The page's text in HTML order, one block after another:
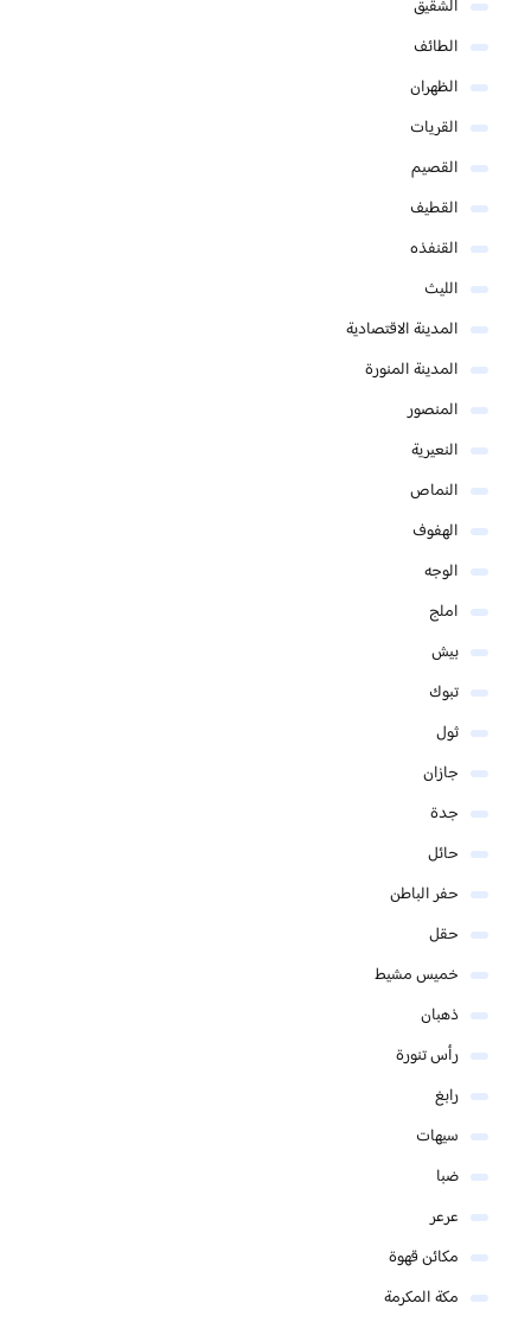
الشقيق
الطائف
الظهران
القريات
القصيم
القطيف
القنفذه
الليث
المدينة الاقتصادية
المدينة المنورة
المنصور
النعيرية
النماص
الهفوف
الوجه
املج
بيش
تبوك
ثول
جازان
جدة
حائل
حفر الباطن
حقل
خميس مشيط
ذهبان
رأس تنورة
رابغ
سيهات
ضبا
عرعر
مكائن قهوة
مكة المكرمة